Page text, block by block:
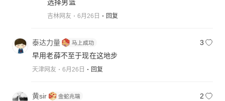
选择男篮
吉林网友 6月26日 回复
泰达力量
3
早用老薛不至于现在这地步
天津网友 6月26日 回复
黄sir
2